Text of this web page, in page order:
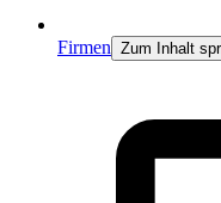
Firmen Zum Inhalt